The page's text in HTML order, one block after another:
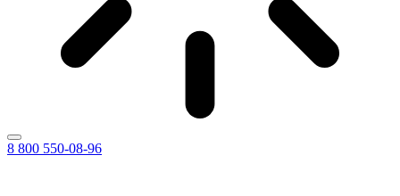
8 800 550-08-96